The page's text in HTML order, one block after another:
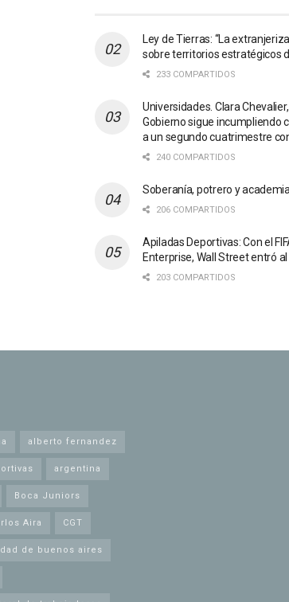
Ley de Tierras: “La
sobre territorios estratégicos
233 COMPARTIDOS
Universidades. Clara Chevalier,
Gobierno sigue incumpliendo
a un segundo cuatrimestre
240 COMPARTIDOS
Soberanía, potrero y academia
206 COMPARTIDOS
Apiladas Deportivas: Con el
Enterprise, Wall Street entró
203 COMPARTIDOS
alberto fernandez
argentina
Boca Juniors
Aira CGT
de buenos aires